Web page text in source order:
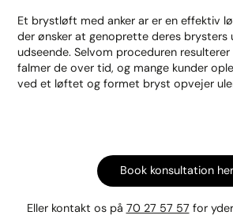
Et brystløft med anker ar er en effektiv
der ønsker at genoprette deres brysters
udseende. Selvom proceduren
falmer de over tid, og mange kunder
ved et løftet og formet bryst opvejer
Book konsultation her
Eller kontakt os på 70 27 57 57for